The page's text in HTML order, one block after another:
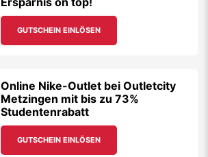
GUTSCHEIN EINLÖSEN
Online Nike-Outlet bei Outletcity
Metzingen mit bis zu 73%
Studentenrabatt
GUTSCHEIN EINLÖSEN